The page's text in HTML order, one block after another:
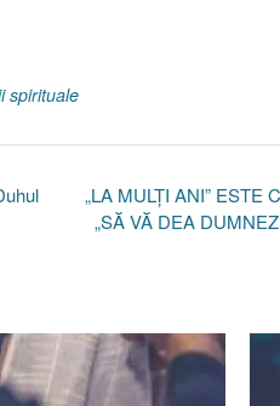
spirituale
„LA MULŢI ANI” ESTE
„SĂ VĂ DEA